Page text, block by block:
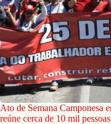
Ato de Semana Camponesa
reúne cerca de 10 mil